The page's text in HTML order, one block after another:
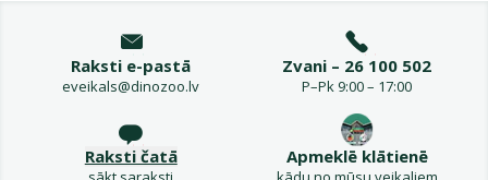
Raksti e-pastā
eveikals@dinozoo.lv
Zvani – 26 100 502
P–Pk 9:00 – 17:00
Raksti čatā Apmeklē klātienē